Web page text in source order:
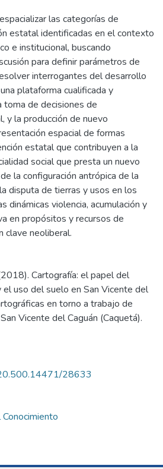
las categorías de
estatal identificadas en el contexto
e institucional, buscando
para definir parámetros de
interrogantes del desarrollo
plataforma cualificada y
toma de decisiones de
y la producción de nuevo
espacial de formas
estatal que contribuyen a la
social que presta un nuevo
la configuración antrópica de la
disputa de tierras y usos en los
dinámicas violencia, acumulación y
en propósitos y recursos de
clave neoliberal.
Cartografía: el papel del
uso del suelo en San Vicente del
en torno a trabajo de
Vicente del Caguán (Caquetá).
28633